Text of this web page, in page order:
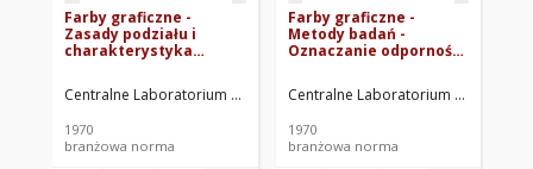
Farby graficzne -
Zasady podziału i
charakterystyka
Centralne Laboratorium Farb Graficznych. Oprac.
1970
branżowa norma
Farby graficzne -
Metody badań -
Oznaczanie odporności
70/7469-26
Centralne Laboratorium Farb
1970
branżowa norma